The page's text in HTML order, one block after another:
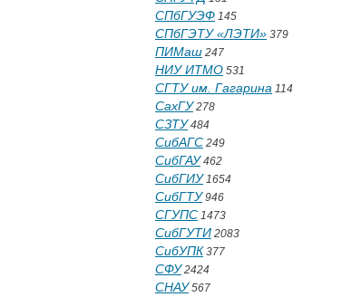
СПбГУЭФ 145
СПбГЭТУ «ЛЭТИ» 379
ПИМаш 247
НИУ ИТМО 531
СГТУ им. Гагарина 114
СахГУ278
СЗТУ484
СибАГС 249
СибГАУ462
СибГИУ1654
СибГТУ946
СГУПС 1473
СибГУТИ 2083
СибУПК 377
СФУ2424
СНАУ567